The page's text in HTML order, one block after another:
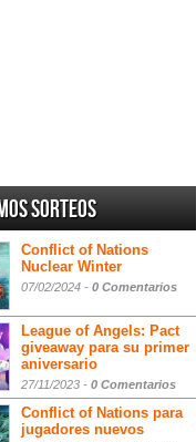
sorteos
Conflict of Nations
Nuclear Winter
07/02/2024 - 0 Comentarios
League of Angels: Pact
giveaway para su primer
aniversario
27/11/2023 - 0 Comentarios
Conflict of Nations para
jugadores nuevos